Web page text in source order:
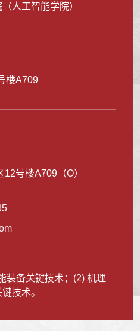
人工智能学院）
楼A709
12号楼A709（O）
装备关键技术；(2) 机理
技术。